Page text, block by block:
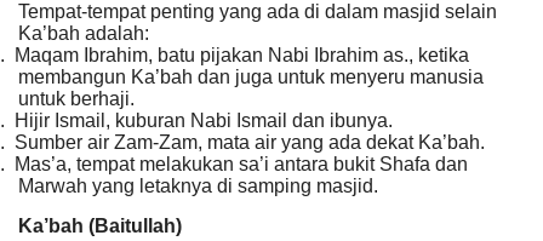
Tempat-tempat penting yang ada di dalam masjid selain
Ka’bah adalah:
Maqam Ibrahim, batu pijakan Nabi Ibrahim as., ketika
membangun Ka’bah dan juga untuk menyeru manusia
untuk berhaji.
Hijir Ismail, kuburan Nabi Ismail dan ibunya.
Sumber air Zam-Zam, mata air yang ada dekat Ka’bah.
Mas’a, tempat melakukan sa’i antara bukit Shafa dan
Marwah yang letaknya di samping masjid.
Ka’bah (Baitullah)